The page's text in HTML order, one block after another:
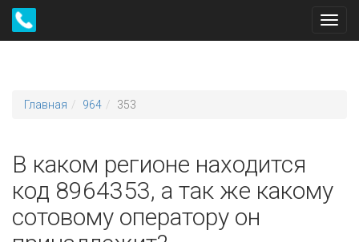
Главная 964 353
В каком регионе находится
код 8964353, а так же какому
сотовому оператору он